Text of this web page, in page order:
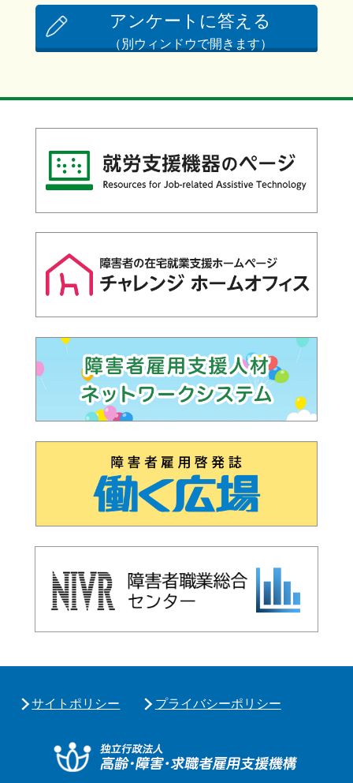
アンケートに答える
（別ウィンドウで開きます）
サイトポリシー プライバシーポリシー